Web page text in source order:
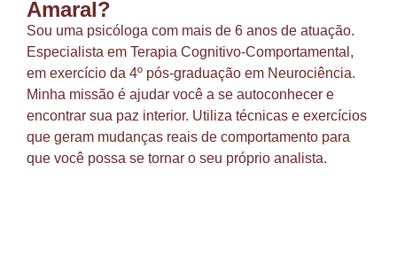
Amaral?
Sou uma psicóloga com mais de 6 anos de atuação.
Especialista em Terapia Cognitivo-Comportamental,
em exercício da 4º pós-graduação em Neurociência.
Minha missão é ajudar você a se autoconhecer e
encontrar sua paz interior. Utiliza técnicas e exercícios
que geram mudanças reais de comportamento para
que você possa se tornar o seu próprio analista.